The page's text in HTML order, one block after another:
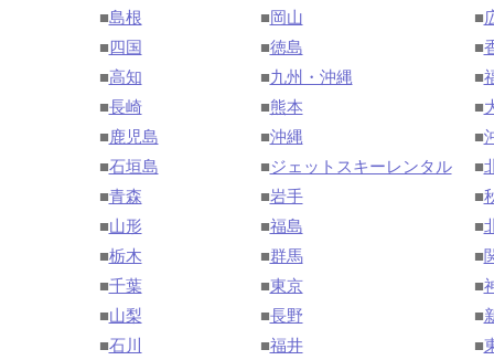
■島根 ■ 岡山 ■
■ 四国 ■徳島 ■
■高知 ■九州・沖縄 ■
■長崎 ■熊本 ■
■鹿児島 ■沖縄 ■
■石垣島 ■ジェットスキーレンタル ■
■青森 ■岩手 ■
■山形 ■福島 ■
■栃木 ■群馬 ■
■千葉 ■東京 ■
■山梨 ■長野 ■
■石川 ■福井 ■